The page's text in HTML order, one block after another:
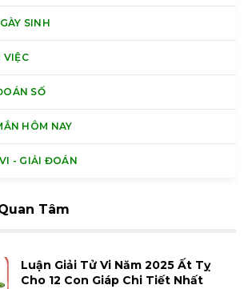
SINH
VIỆC
SỐ
HÔM NAY
- GIẢI ĐOÁN
Tâm
Luận Giải Tử Vi Năm 2025 Ất Tỵ
Cho 12 Con Giáp Chi Tiết Nhất